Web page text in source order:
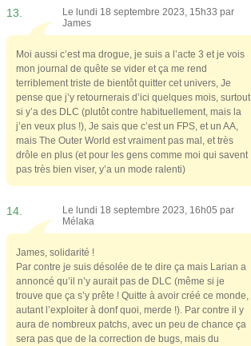
13.
Le lundi 18 septembre 2023, 15h33 par
James
Moi aussi c’est ma drogue, je suis a l’acte 3 et je vois
mon journal de quête se vider et ça me rend
terriblement triste de bientôt quitter cet univers, Je
pense que j’y retournerais d’ici quelques mois, surtout
si y’a des DLC (plutôt contre habituellement, mais la
j’en veux plus !), Je sais que c’est un FPS, et un AA,
mais The Outer World est vraiment pas mal, et très
drôle en plus (et pour les gens comme moi qui savent
pas très bien viser, y’a un mode ralenti)
14.
Le lundi 18 septembre 2023, 16h05 par
Mélaka
James, solidarité !
Par contre je suis désolée de te dire ça mais Larian a
annoncé qu’il n’y aurait pas de DLC (même si je
trouve que ça s’y prête ! Quitte à avoir créé ce monde,
autant l’exploiter à donf quoi, merde !). Par contre il y
aura de nombreux patchs, avec un peu de chance ça
sera pas que de la correction de bugs, mais du